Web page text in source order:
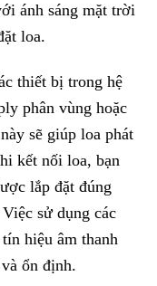
ánh sáng mặt trời
loa.
thiết bị trong hệ
phân vùng hoặc
sẽ giúp loa phát
kết nối loa, bạn
lắp đặt đúng
sử dụng các
hiệu âm thanh
ổn định.